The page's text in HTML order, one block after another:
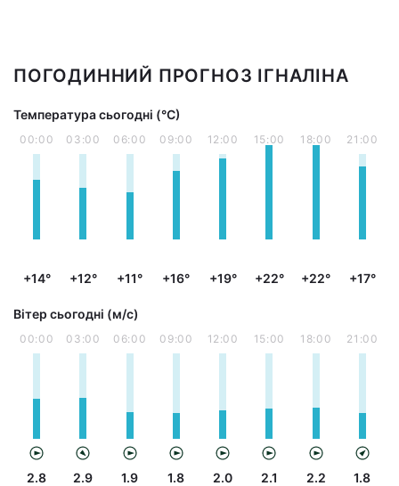
ПОГОДИННИЙ ПРОГНОЗ ІГНАЛІНА
Температура сьогодні (°С)
00:00
+14°
03:00
+12°
06:00
+11°
09:00
+16°
12:00
+19°
15:00
+22°
18:00
+22°
21:00
+17°
Вітер сьогодні (м/с)
00:00
2.8
03:00
2.9
06:00
1.9
09:00
1.8
12:00
2.0
15:00
2.1
18:00
2.2
21:00
1.8